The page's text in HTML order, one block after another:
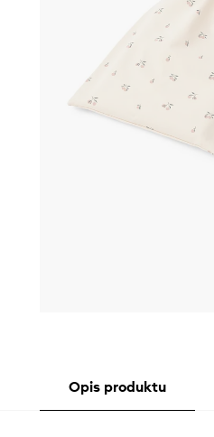
Opis produktu